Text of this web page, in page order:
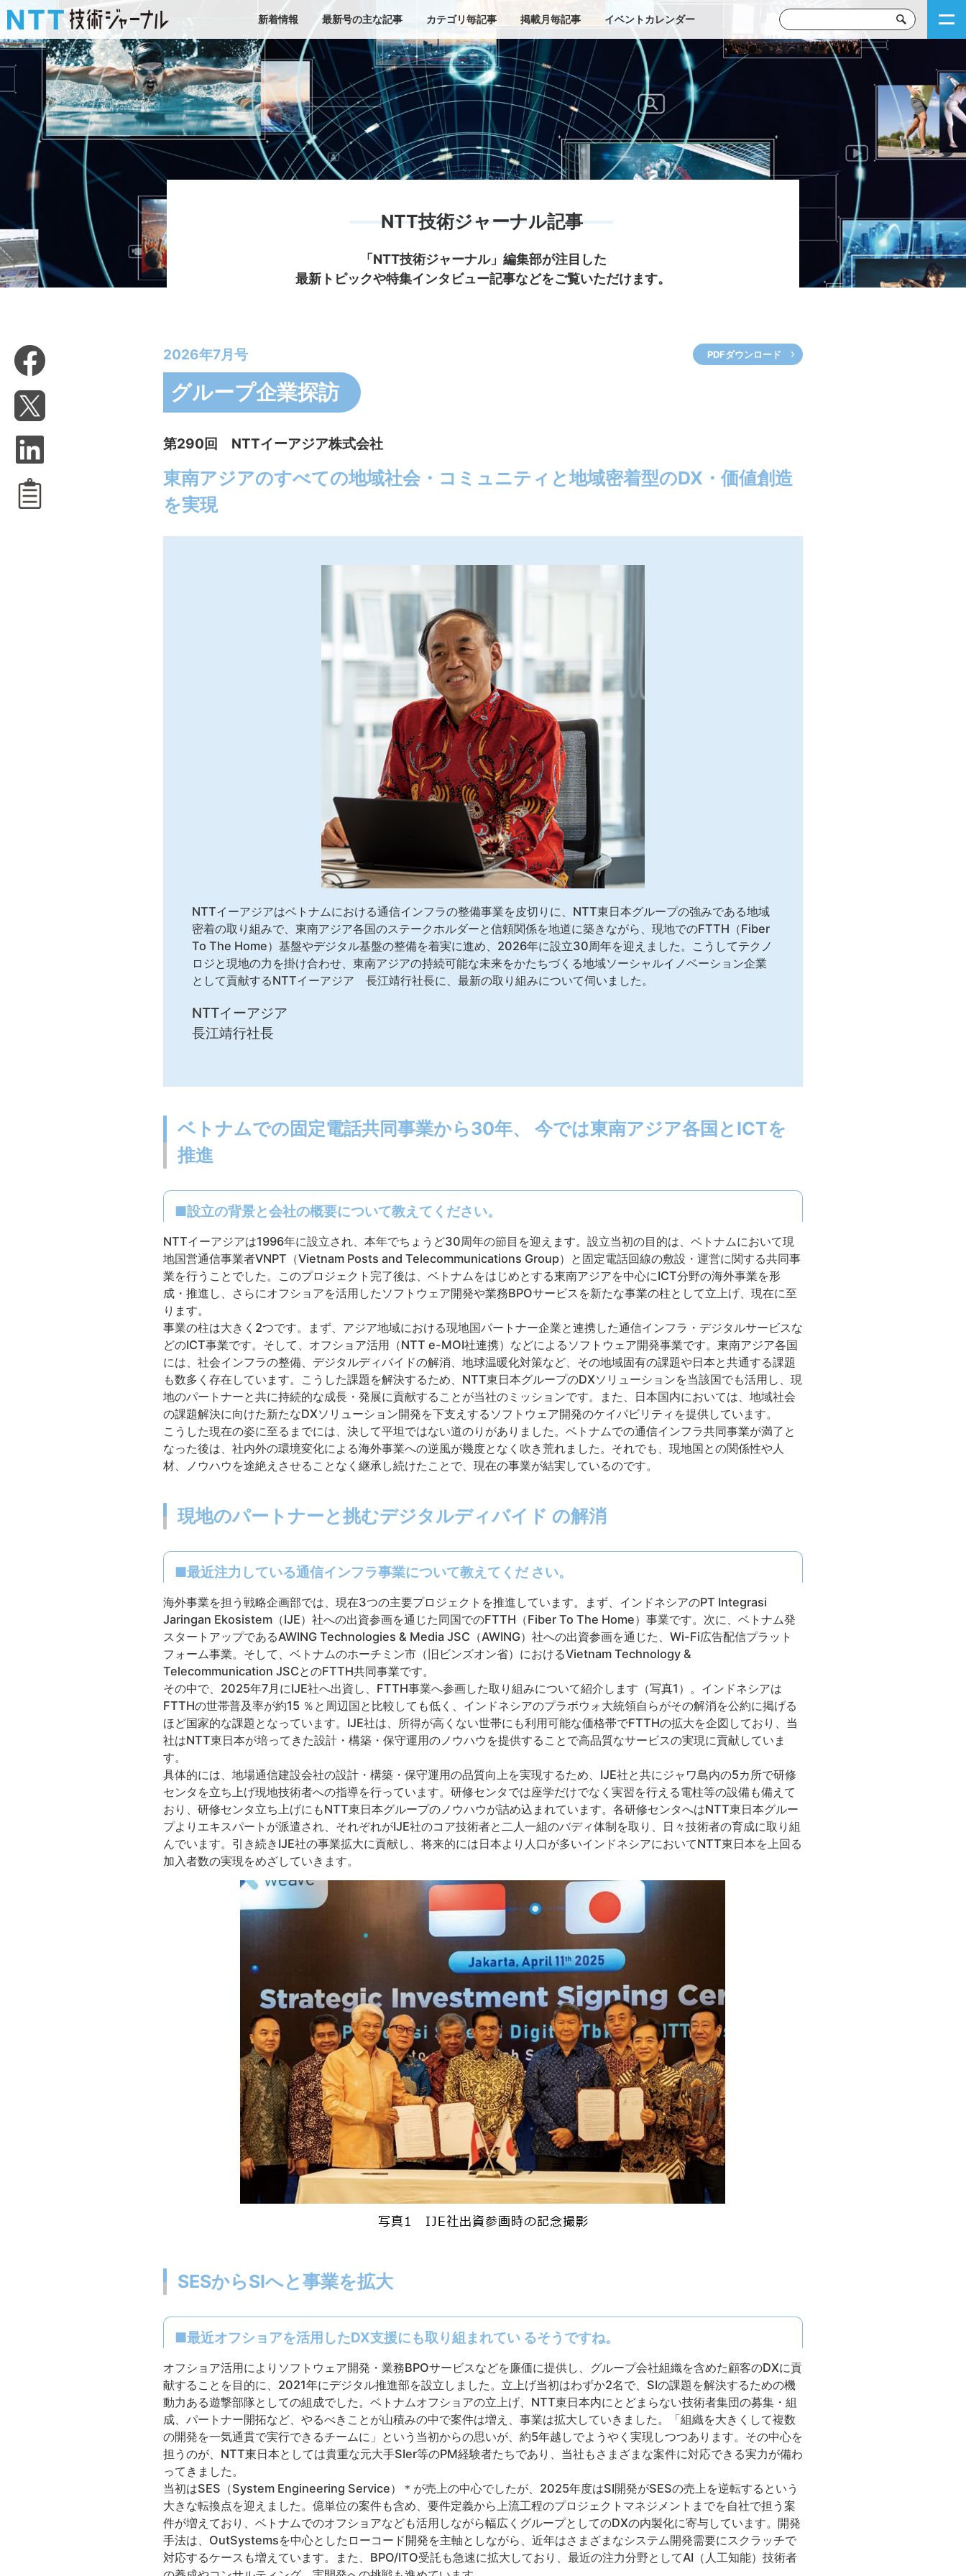
新着情報 最新号の主な記事 カテゴリ毎記事 掲載月毎記事 イベントカレンダー
NTT技術ジャーナル記事
「NTT技術ジャーナル」編集部が注目した
最新トピックや特集インタビュー記事などをご覧いただけます。
PDFダウンロード
2026年7月号
グループ企業探訪
第290回 NTTイーアジア株式会社
東南アジアのすべての地域社会・コミュニティと地域密着型のDX・価値創造
を実現
NTTイーアジアはベトナムにおける通信インフラの整備事業を皮切りに、NTT東日本グループの強みである地域
密着の取り組みで、東南アジア各国のステークホルダーと信頼関係を地道に築きながら、現地でのFTTH（Fiber
To The Home）基盤やデジタル基盤の整備を着実に進め、2026年に設立30周年を迎えました。こうしてテクノ
ロジと現地の力を掛け合わせ、東南アジアの持続可能な未来をかたちづくる地域ソーシャルイノベーション企業
として貢献するNTTイーアジア 長江靖行社長に、最新の取り組みについて伺いました。
NTTイーアジア
長江靖行社長
ベトナムでの固定電話共同事業から30年、 今では東南アジア各国とICTを
推進
■設立の背景と会社の概要について教えてください。
NTTイーアジアは1996年に設立され、本年でちょうど30周年の節目を迎えます。設立当初の目的は、ベトナムにおいて現
地国営通信事業者VNPT（Vietnam Posts and Telecommunications Group）と固定電話回線の敷設・運営に関する共同事
業を行うことでした。このプロジェクト完了後は、ベトナムをはじめとする東南アジアを中心にICT分野の海外事業を形
成・推進し、さらにオフショアを活用したソフトウェア開発や業務BPOサービスを新たな事業の柱として立上げ、現在に至
ります。
事業の柱は大きく2つです。まず、アジア地域における現地国パートナー企業と連携した通信インフラ・デジタルサービスな
どのICT事業です。そして、オフショア活用（NTT e-MOI社連携）などによるソフトウェア開発事業です。東南アジア各国
には、社会インフラの整備、デジタルディバイドの解消、地球温暖化対策など、その地域固有の課題や日本と共通する課題
も数多く存在しています。こうした課題を解決するため、NTT東日本グループのDXソリューションを当該国でも活用し、現
地のパートナーと共に持続的な成長・発展に貢献することが当社のミッションです。また、日本国内においては、地域社会
の課題解決に向けた新たなDXソリューション開発を下支えするソフトウェア開発のケイパビリティを提供しています。
こうした現在の姿に至るまでには、決して平坦ではない道のりがありました。ベトナムでの通信インフラ共同事業が満了と
なった後は、社内外の環境変化による海外事業への逆風が幾度となく吹き荒れました。それでも、現地国との関係性や人
材、ノウハウを途絶えさせることなく継承し続けたことで、現在の事業が結実しているのです。
現地のパートナーと挑むデジタルディバイド の解消
■最近注力している通信インフラ事業について教えてくだ さい。
海外事業を担う戦略企画部では、現在3つの主要プロジェクトを推進しています。まず、インドネシアのPT Integrasi
Jaringan Ekosistem（IJE）社への出資参画を通じた同国でのFTTH（Fiber To The Home）事業です。次に、ベトナム発
スタートアップであるAWING Technologies & Media JSC（AWING）社への出資参画を通じた、Wi-Fi広告配信プラット
フォーム事業。そして、ベトナムのホーチミン市（旧ビンズオン省）におけるVietnam Technology &
Telecommunication JSCとのFTTH共同事業です。
その中で、2025年7月にIJE社へ出資し、FTTH事業へ参画した取り組みについて紹介します（写真1）。インドネシアは
FTTHの世帯普及率が約15 ％と周辺国と比較しても低く、インドネシアのプラボウォ大統領自らがその解消を公約に掲げる
ほど国家的な課題となっています。IJE社は、所得が高くない世帯にも利用可能な価格帯でFTTHの拡大を企図しており、当
社はNTT東日本が培ってきた設計・構築・保守運用のノウハウを提供することで高品質なサービスの実現に貢献していま
す。
具体的には、地場通信建設会社の設計・構築・保守運用の品質向上を実現するため、IJE社と共にジャワ島内の5カ所で研修
センタを立ち上げ現地技術者への指導を行っています。研修センタでは座学だけでなく実習を行える電柱等の設備も備えて
おり、研修センタ立ち上げにもNTT東日本グループのノウハウが詰め込まれています。各研修センタへはNTT東日本グルー
プよりエキスパートが派遣され、それぞれがIJE社のコア技術者と二人一組のバディ体制を取り、日々技術者の育成に取り組
んでいます。引き続きIJE社の事業拡大に貢献し、将来的には日本より人口が多いインドネシアにおいてNTT東日本を上回る
加入者数の実現をめざしていきます。
SESからSIへと事業を拡大
■最近オフショアを活用したDX支援にも取り組まれてい るそうですね。
オフショア活用によりソフトウェア開発・業務BPOサービスなどを廉価に提供し、グループ会社組織を含めた顧客のDXに貢
献することを目的に、2021年にデジタル推進部を設立しました。立上げ当初はわずか2名で、SIの課題を解決するための機
動力ある遊撃部隊としての組成でした。ベトナムオフショアの立上げ、NTT東日本内にとどまらない技術者集団の募集・組
成、パートナー開拓など、やるべきことが山積みの中で案件は増え、事業は拡大していきました。「組織を大きくして複数
の開発を一気通貫で実行できるチームに」という当初からの思いが、約5年越しでようやく実現しつつあります。その中心を
担うのが、NTT東日本としては貴重な元大手SIer等のPM経験者たちであり、当社もさまざまな案件に対応できる実力が備わ
ってきました。
当初はSES（System Engineering Service）＊が売上の中心でしたが、2025年度はSI開発がSESの売上を逆転するという
大きな転換点を迎えました。億単位の案件も含め、要件定義から上流工程のプロジェクトマネジメントまでを自社で担う案
件が増えており、ベトナムでのオフショアなども活用しながら幅広くグループとしてのDXの内製化に寄与しています。開発
手法は、OutSystemsを中心としたローコード開発を主軸としながら、近年はさまざまなシステム開発需要にスクラッチで
対応するケースも増えています。また、BPO/ITO受託も急速に拡大しており、最近の注力分野としてAI（人工知能）技術者